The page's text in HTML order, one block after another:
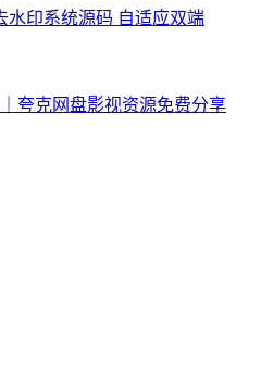
水印系统源码 自适应双端
夸克网盘影视资源免费分享